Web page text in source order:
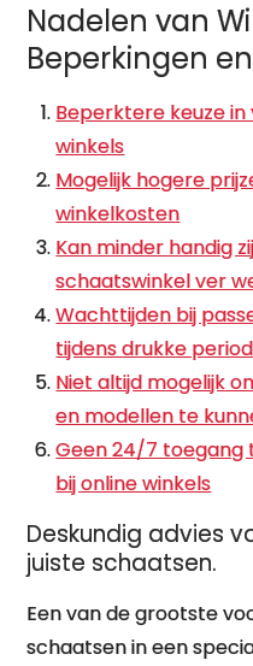
Nadelen van
Beperkingen
Beperktere keuze
winkels
Mogelijk hogere
winkelkosten
Kan minder handig
schaatswinkel ver
Wachttijden bij
tijdens drukke
Niet altijd mogelijk
en modellen te
Geen 24/7 toegang
bij online winkels
Deskundig advies
juiste schaatsen.
Een van de grootste
schaatsen in een